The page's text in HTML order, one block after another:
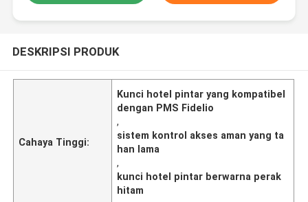
DESKRIPSI PRODUK
Cahaya Tinggi:
Kunci hotel pintar yang kompatibel
dengan PMS Fidelio
,
sistem kontrol akses aman yang ta
han lama
,
kunci hotel pintar berwarna perak
hitam